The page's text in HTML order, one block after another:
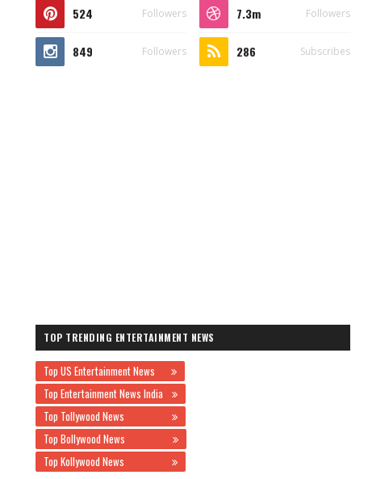
524 Followers 7.3m Followers
849 Followers 286 Subscribes
TOP TRENDING ENTERTAINMENT NEWS
Top US Entertainment News
Top Entertainment News India
Top Tollywood News
Top Bollywood News
Top Kollywood News